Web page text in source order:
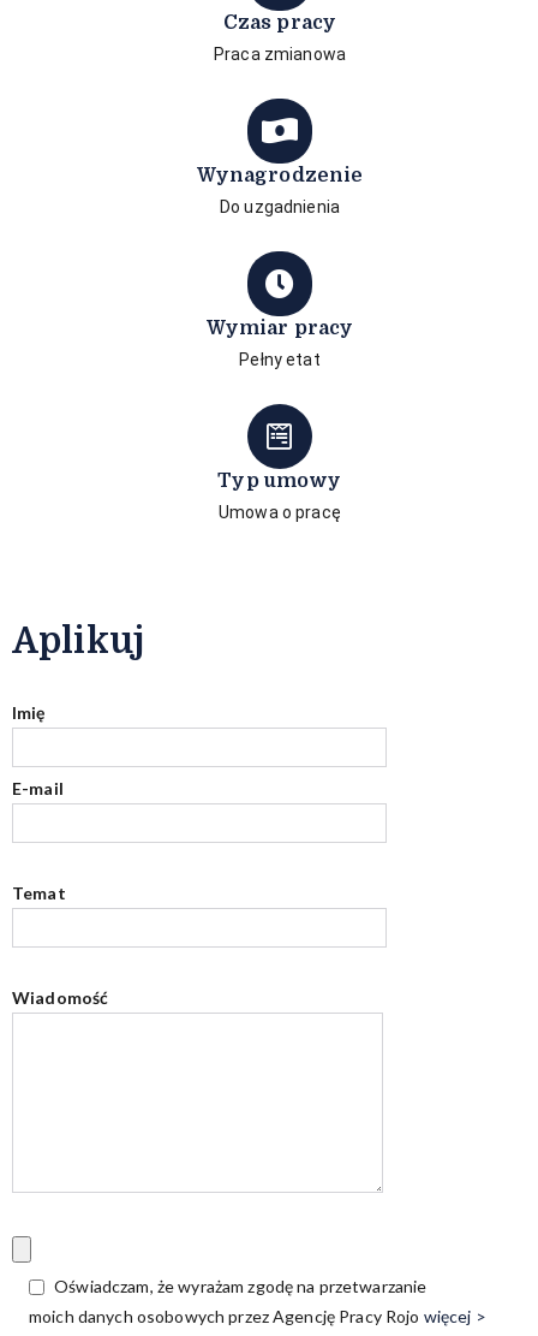
Czas pracy
Praca zmianowa
Wynagrodzenie
Do uzgadnienia
Wymiar pracy
Pełny etat
Typ umowy
Umowa o pracę
Aplikuj
Imię
E-mail
Temat
Wiadomość
Oświadczam, że wyrażam zgodę na przetwarzanie
moich danych osobowych przez Agencję Pracy Rojo więcej >